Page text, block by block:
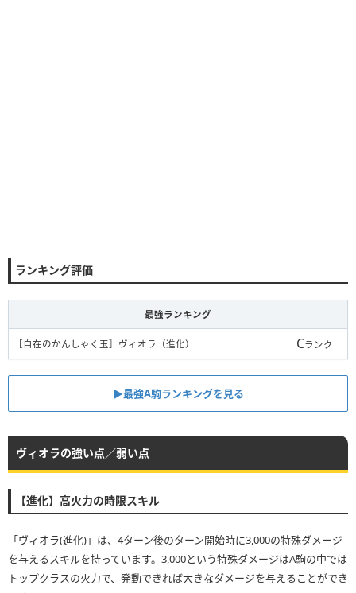
ランキング評価
最強ランキング
［自在のかんしゃく玉］ヴィオラ（進化） Cランク
▶︎最強A駒ランキングを見る
ヴィオラの強い点／弱い点
【進化】高火力の時限スキル
「ヴィオラ(進化)」は、4ターン後のターン開始時に3,000の特殊ダメージ
を与えるスキルを持っています。3,000という特殊ダメージはA駒の中では
トップクラスの火力で、発動できれば大きなダメージを与えることができ